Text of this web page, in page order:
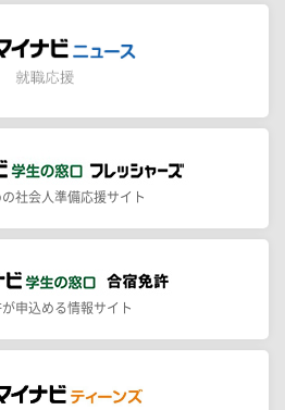
社会人準備応援サイト
申込める情報サイト